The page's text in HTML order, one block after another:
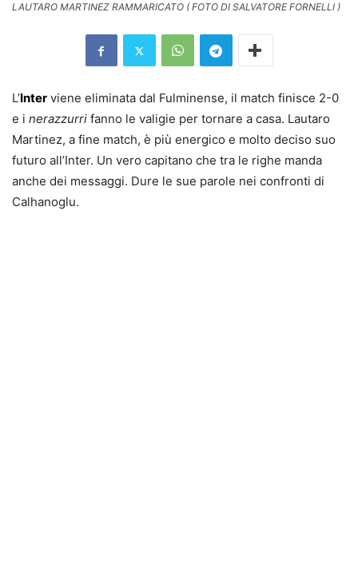
LAUTARO MARTINEZ RAMMARICATO ( FOTO DI SALVATORE FORNELLI )
L’Inter viene eliminata dal Fulminense, il match finisce 2-0
e i nerazzurri fanno le valigie per tornare a casa. Lautaro
Martinez, a fine match, è più energico e molto deciso suo
futuro all’Inter. Un vero capitano che tra le righe manda
anche dei messaggi. Dure le sue parole nei confronti di
Calhanoglu.